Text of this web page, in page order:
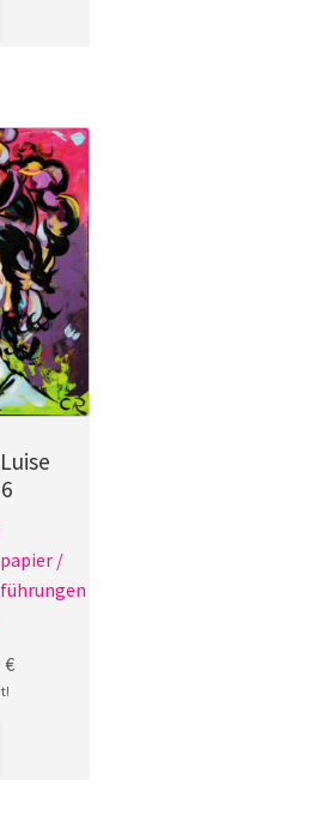
Varianten
auf.
Die
Optionen
können
auf
der
Produktseite
gewählt
werden
/
€